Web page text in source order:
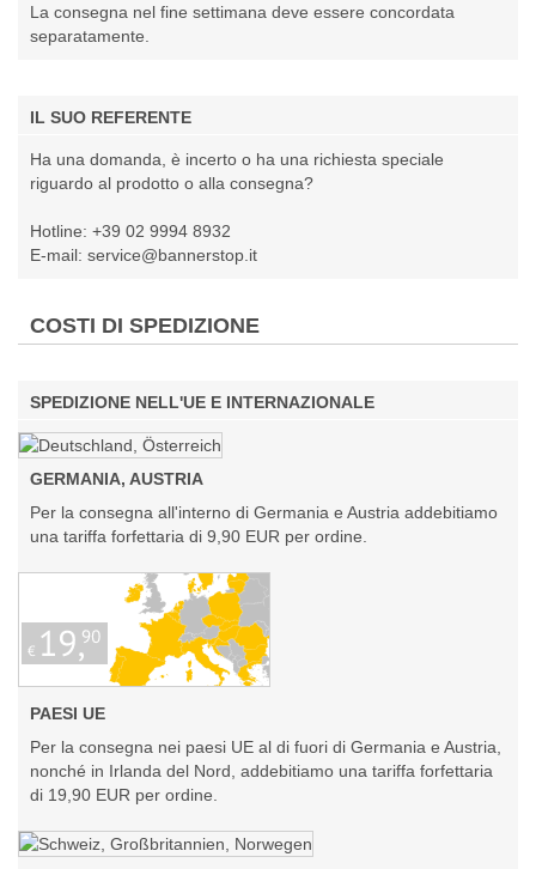
La consegna nel fine settimana deve essere concordata
separatamente.
IL SUO REFERENTE
Ha una domanda, è incerto o ha una richiesta speciale
riguardo al prodotto o alla consegna?
Hotline: +39 02 9994 8932
E-mail: service@bannerstop.it
COSTI DI SPEDIZIONE
SPEDIZIONE NELL'UE E INTERNAZIONALE
GERMANIA, AUSTRIA
Per la consegna all'interno di Germania e Austria addebitiamo
una tariffa forfettaria di 9,90 EUR per ordine.
PAESI UE
Per la consegna nei paesi UE al di fuori di Germania e Austria,
nonché in Irlanda del Nord, addebitiamo una tariffa forfettaria
di 19,90 EUR per ordine.